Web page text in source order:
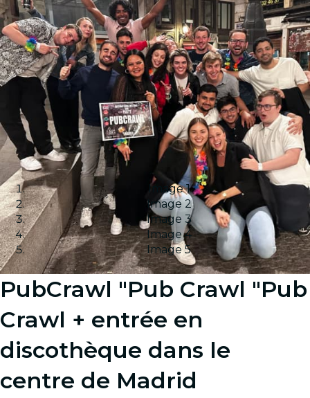
Image 1
Image 2
Image 3
Image 4
Image 5
PubCrawl "Pub Crawl "Pub
Crawl + entrée en
discothèque dans le
centre de Madrid